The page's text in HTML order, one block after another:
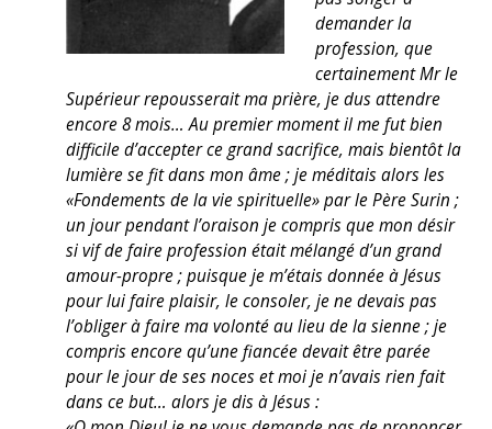
demander la
profession, que
certainement Mr le
Supérieur repousserait ma prière, je dus attendre
encore 8 mois… Au premier moment il me fut bien
difficile d’accepter ce grand sacrifice, mais bientôt la
lumière se fit dans mon âme ; je méditais alors les
«Fondements de la vie spirituelle» par le Père Surin ;
un jour pendant l’oraison je compris que mon désir
si vif de faire profession était mélangé d’un grand
amour-propre ; puisque je m’étais donnée à Jésus
pour lui faire plaisir, le consoler, je ne devais pas
l’obliger à faire ma volonté au lieu de la sienne ; je
compris encore qu’une fiancée devait être parée
pour le jour de ses noces et moi je n’avais rien fait
dans ce but… alors je dis à Jésus :